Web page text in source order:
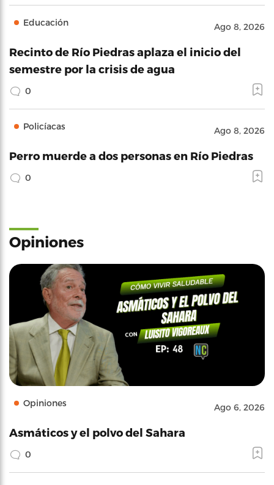
Educación Ago 8, 2026
Recinto de Río Piedras aplaza el inicio del
semestre por la crisis de agua
0
Policíacas Ago 8, 2026
Perro muerde a dos personas en Río Piedras
0
Opiniones
Opiniones Ago 6, 2026
Asmáticos y el polvo del Sahara
0